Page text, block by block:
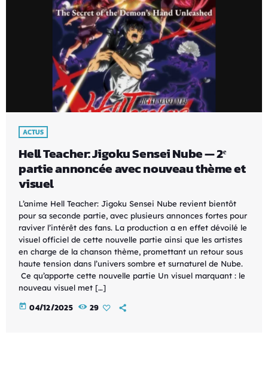
ACTUS
Hell Teacher: Jigoku Sensei Nube — 2ᵉ
partie annoncée avec nouveau thème et
visuel
L’anime Hell Teacher: Jigoku Sensei Nube revient bientôt
pour sa seconde partie, avec plusieurs annonces fortes pour
raviver l’intérêt des fans. La production a en effet dévoilé le
visuel officiel de cette nouvelle partie ainsi que les artistes
en charge de la chanson thème, promettant un retour sous
haute tension dans l’univers sombre et surnaturel de Nube.
Ce qu’apporte cette nouvelle partie Un visuel marquant : le
nouveau visuel met […]
today 04/12/2025 29